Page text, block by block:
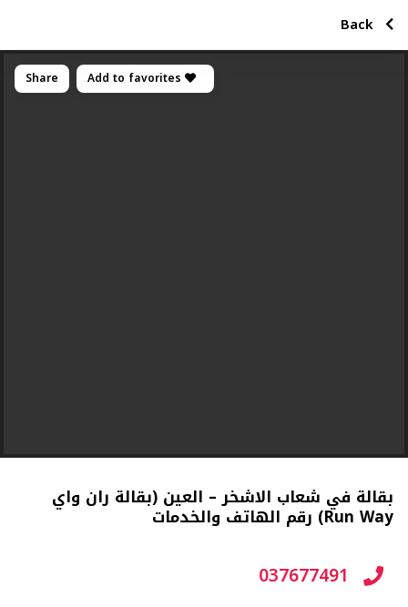
Share
بقالة في شعاب الاشخر – العين (بقالة ران واي
Run Way) رقم الهاتف والخدمات
037677491
Back